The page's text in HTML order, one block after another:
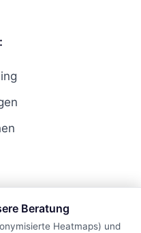
+5 Punkte
Beratung
Heatmaps) und